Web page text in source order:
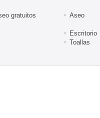
gratuitos Aseo
Escritorio
Toallas